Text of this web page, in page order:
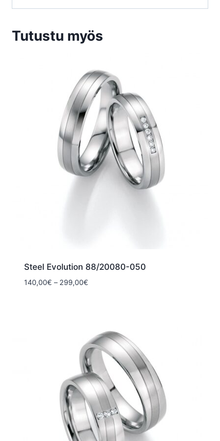
Tutustu myös
Steel Evolution 88/20080-050
140,00€ – 299,00€Hintaluokka: